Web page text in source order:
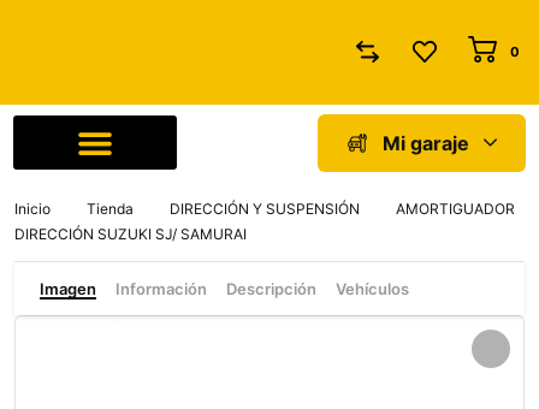
0
Mi garaje
Inicio Tienda DIRECCIÓN Y SUSPENSIÓN
AMORTIGUADOR
DIRECCIÓN SUZUKI SJ/ SAMURAI
Imagen Información Descripción Vehículos